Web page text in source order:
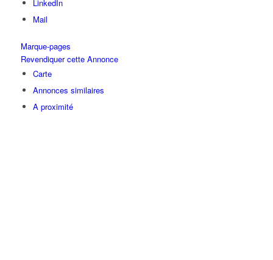
LinkedIn
Mail
Marque-pages
Revendiquer cette Annonce
Carte
Annonces similaires
A proximité